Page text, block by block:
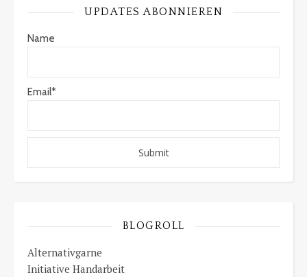
UPDATES ABONNIEREN
Name
Email*
BLOGROLL
Alternativgarne
Initiative Handarbeit